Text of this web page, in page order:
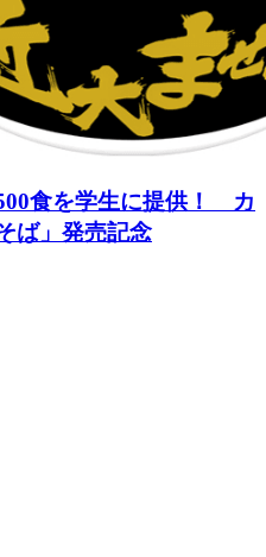
食を学生に提供！ カ
ば」発売記念